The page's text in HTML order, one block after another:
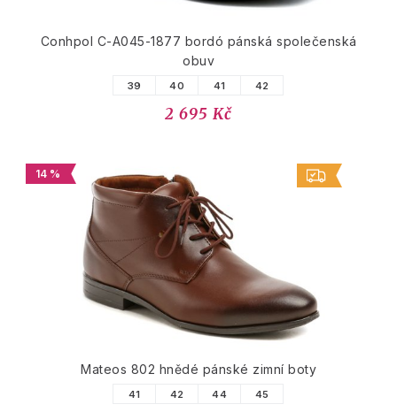
Conhpol C-A045-1877 bordó pánská společenská
obuv
39 40 41 42
2 695 Kč
14 %
Mateos 802 hnědé pánské zimní boty
41 42 44 45